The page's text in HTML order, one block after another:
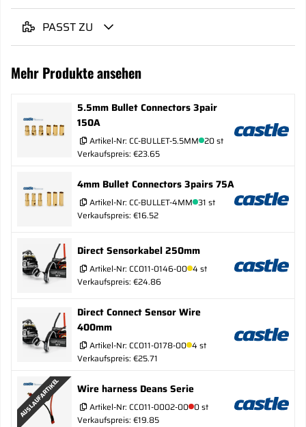
PASST ZU
Mehr Produkte ansehen
5.5mm Bullet Connectors 3pair
150A
Artikel-Nr: CC-BULLET-5.5MM 20 st
Verkaufspreis: €23.65
4mm Bullet Connectors 3pairs 75A
Artikel-Nr: CC-BULLET-4MM 31 st
Verkaufspreis: €16.52
Direct Sensorkabel 250mm
Artikel-Nr: CC011-0146-00 4 st
Verkaufspreis: €24.86
Direct Connect Sensor Wire
400mm
Artikel-Nr: CC011-0178-00 4 st
Verkaufspreis: €25.71
AUSLAUFARTIKEL Wire harness Deans Serie
Artikel-Nr: CC011-0002-00 0 st
Verkaufspreis: €19.85